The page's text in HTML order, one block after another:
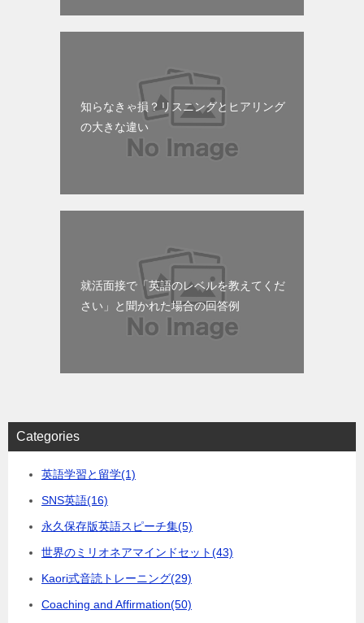
知らなきゃ損？リスニングとヒアリング
の大きな違い
就活面接で「英語のレベルを教えてくだ
さい」と聞かれた場合の回答例
Categories
英語学習と留学(1)
SNS英語(16)
永久保存版英語スピーチ集(5)
世界のミリオネアマインドセット(43)
Kaori式音読トレーニング(29)
Coaching and Affirmation(50)